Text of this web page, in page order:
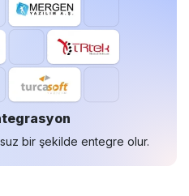
bir şekilde entegre olur.